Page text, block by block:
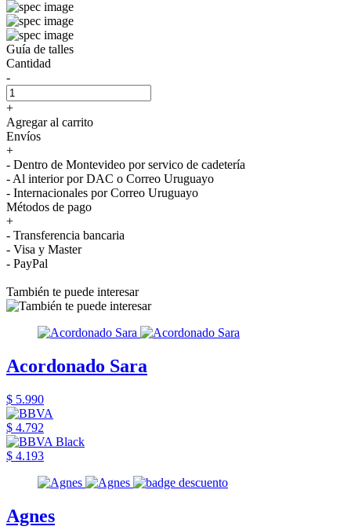
Guía de talles
Cantidad
-
+
Agregar al carrito
Envíos
+
- Dentro de Montevideo por servico de cadetería
- Al interior por DAC o Correo Uruguayo
- Internacionales por Correo Uruguayo
Métodos de pago
+
- Transferencia bancaria
- Visa y Master
- PayPal
También te puede interesar
Acordonado Sara
$ 5.990
$ 4.792
$ 4.193
Agnes